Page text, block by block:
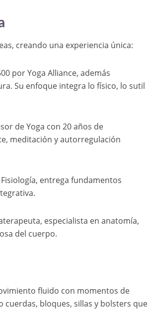
creando una experiencia única:
por Yoga Alliance, además
Su enfoque integra lo físico, lo sutil
de Yoga con 20 años de
meditación y autorregulación
entrega fundamentos
especialista en anatomía,
del cuerpo.
fluido con momentos de
bloques, sillas y bolsters que